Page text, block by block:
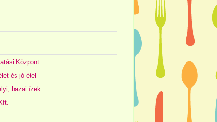
Központ
és jó étel
hazai ízek